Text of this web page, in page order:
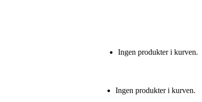
Ingen produkter i kurven.
Ingen produkter i kurven.